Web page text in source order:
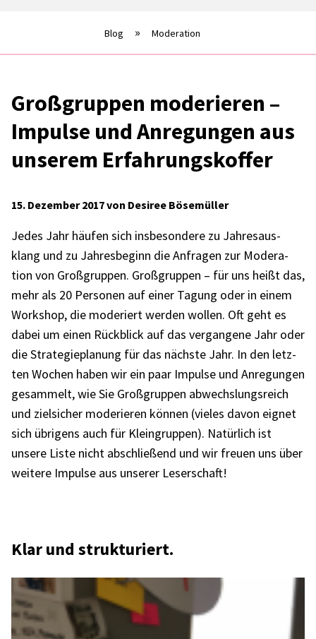
Blog Moderation
Groß­grup­pen mode­rie­ren –
Impulse und Anre­gun­gen aus
unse­rem Erfah­rungs­kof­fer
15. Dezember 2017 von Desiree Bösemüller
Jedes Jahr häufen sich insbe­son­dere zu Jahres­aus­
klang und zu Jahres­be­ginn die Anfra­gen zur Mode­ra­
tion von Groß­grup­pen. Groß­grup­pen – für uns heißt das,
mehr als 20 Perso­nen auf einer Tagung oder in einem
Work­shop, die mode­riert werden wollen. Oft geht es
dabei um einen Rück­blick auf das vergan­gene Jahr oder
die Stra­te­gie­pla­nung für das nächste Jahr. In den letz­
ten Wochen haben wir ein paar Impulse und Anre­gun­gen
gesam­melt, wie Sie Groß­grup­pen abwechs­lungs­reich
und ziel­si­cher mode­rie­ren können (vieles davon eignet
sich übri­gens auch für Klein­grup­pen). Natür­lich ist
unsere Liste nicht abschlie­ßend und wir freuen uns über
weitere Impulse aus unse­rer Leser­schaft!
Klar und struk­tu­riert.